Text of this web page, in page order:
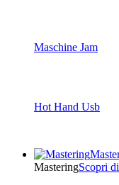
Maschine Jam
Hot Hand Usb
MasteringScopri